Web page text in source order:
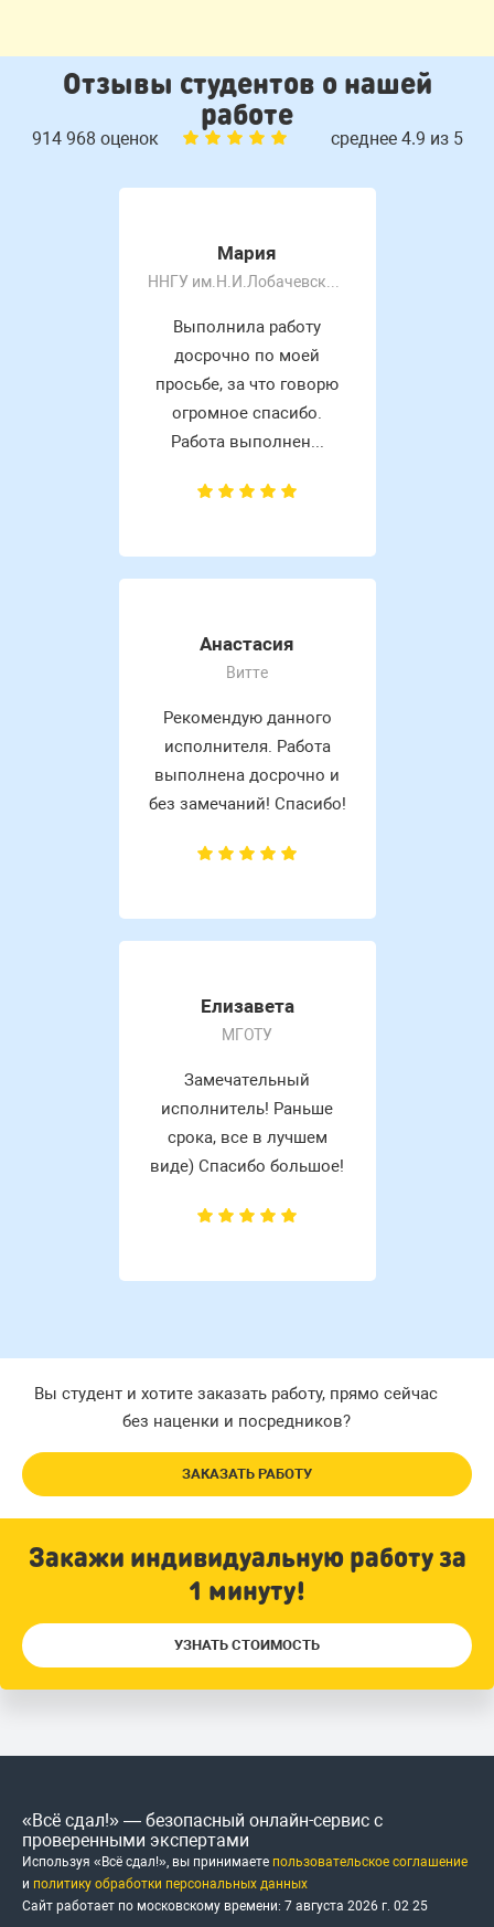
Отзывы студентов о нашей
работе
914 968 оценок среднее 4.9 из 5
Мария
Выполнила работу
досрочно по моей
просьбе, за что говорю
огромное спасибо.
Работа выполнен...
Анастасия
Витте
Рекомендую данного
исполнителя. Работа
выполнена досрочно и
без замечаний! Спасибо!
Елизавета
МГОТУ
Замечательный
исполнитель! Раньше
срока, все в лучшем
виде) Спасибо большое!
Вы студент и хотите заказать работу, прямо сейчас
без наценки и посредников?
ЗАКАЗАТЬ РАБОТУ
Закажи индивидуальную работу за
1 минуту!
УЗНАТЬ СТОИМОСТЬ
«Всё сдал!» — безопасный онлайн-сервис с
проверенными экспертами
Используя «Всё сдал!», вы принимаете пользовательское соглашение
и политику обработки персональных данных
Сайт работает по московскому времени: 7 августа 2026 г. 02 25